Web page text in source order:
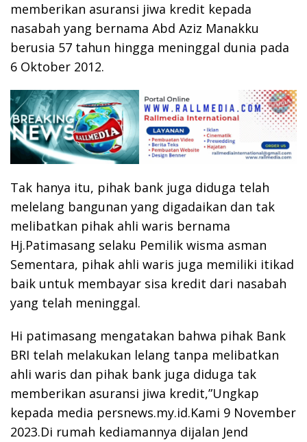
memberikan asuransi jiwa kredit kepada
nasabah yang bernama Abd Aziz Manakku
berusia 57 tahun hingga meninggal dunia pada
6 Oktober 2012.
Tak hanya itu, pihak bank juga diduga telah
melelang bangunan yang digadaikan dan tak
melibatkan pihak ahli waris bernama
Hj.Patimasang selaku Pemilik wisma asman
Sementara, pihak ahli waris juga memiliki itikad
baik untuk membayar sisa kredit dari nasabah
yang telah meninggal.
Hi patimasang mengatakan bahwa pihak Bank
BRI telah melakukan lelang tanpa melibatkan
ahli waris dan pihak bank juga diduga tak
memberikan asuransi jiwa kredit,”Ungkap
kepada media persnews.my.id.Kami 9 November
2023.Di rumah kediamannya dijalan Jend